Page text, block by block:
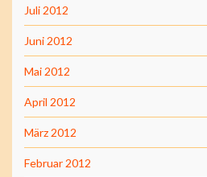
Juli 2012
Juni 2012
Mai 2012
April 2012
März 2012
Februar 2012